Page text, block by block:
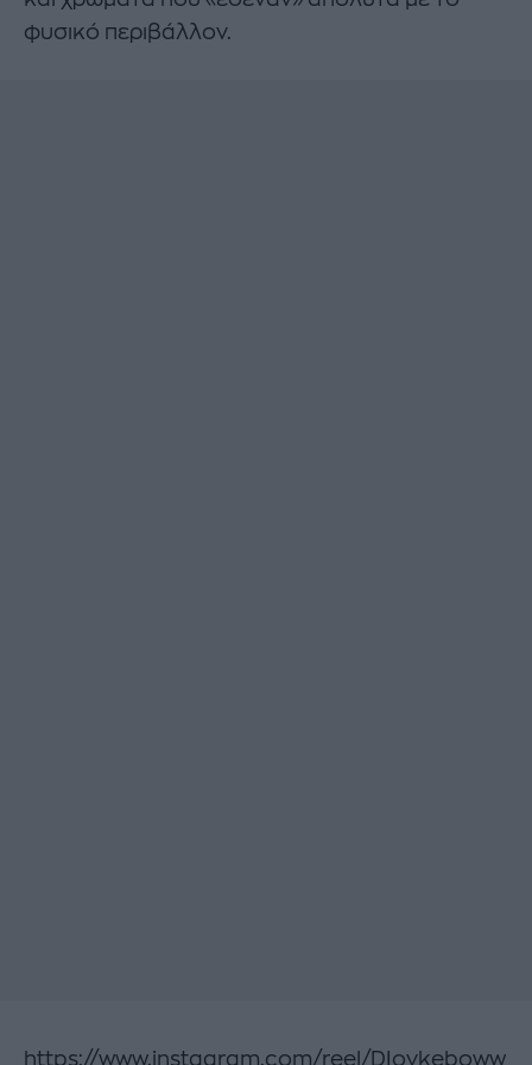
φυσικό περιβάλλον.
https://www.instagram.com/reel/DIovkeboww